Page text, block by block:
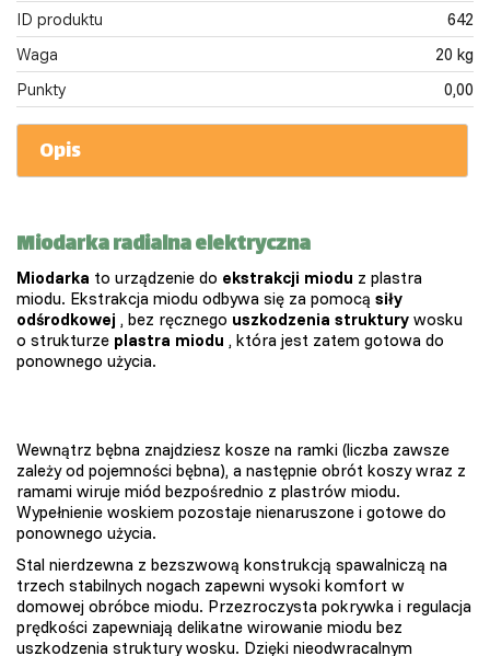
ID produktu
642
Waga
20 kg
Punkty
0,00
Opis
Miodarka radialna elektryczna
Miodarka to urządzenie do ekstrakcji miodu z plastra
miodu. Ekstrakcja miodu odbywa się za pomocą siły
odśrodkowej , bez ręcznego uszkodzenia struktury wosku
o strukturze plastra miodu , która jest zatem gotowa do
ponownego użycia.
Wewnątrz bębna znajdziesz kosze na ramki (liczba zawsze
zależy od pojemności bębna), a następnie obrót koszy wraz z
ramami wiruje miód bezpośrednio z plastrów miodu.
Wypełnienie woskiem pozostaje nienaruszone i gotowe do
ponownego użycia.
Stal nierdzewna z bezszwową konstrukcją spawalniczą na
trzech stabilnych nogach zapewni wysoki komfort w
domowej obróbce miodu. Przezroczysta pokrywka i regulacja
prędkości zapewniają delikatne wirowanie miodu bez
uszkodzenia struktury wosku. Dzięki nieodwracalnym